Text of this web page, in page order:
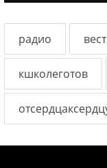
радио
кшколеготов